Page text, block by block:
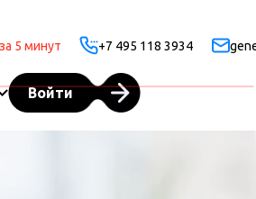
5 минут +7 495 118 3934
Войти